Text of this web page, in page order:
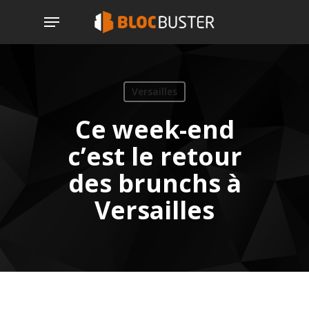
main
Menu
Versailles
Ce week-end
c’est le retour
des brunchs à
Versailles